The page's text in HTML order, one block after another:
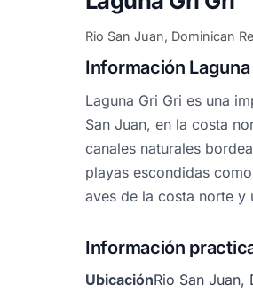
Rio San Juan, Dominican
Información Laguna
Laguna Gri Gri es una
San Juan, en la costa
canales naturales
playas escondidas
aves de la costa norte y
Información
UbicaciónRio San Juan,